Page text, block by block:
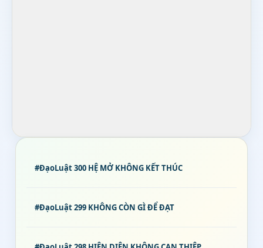
#ĐạoLuật 300 HỆ MỞ KHÔNG KẾT THÚC
#ĐạoLuật 299 KHÔNG CÒN GÌ ĐỂ ĐẠT